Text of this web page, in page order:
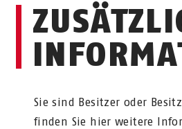
Sie sind Besitzer oder
finden Sie hier weitere